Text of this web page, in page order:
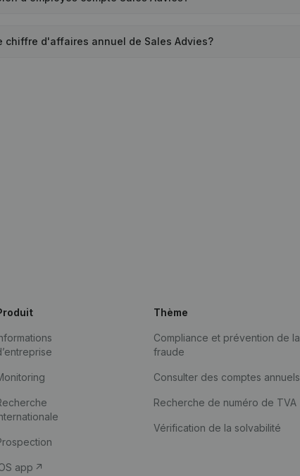
chiffre d'affaires annuel de Sales Advies?
app
Thème
Compliance et prévention de la
fraude
Consulter des comptes annuels
Recherche de numéro de TVA
Vérification de la solvabilité